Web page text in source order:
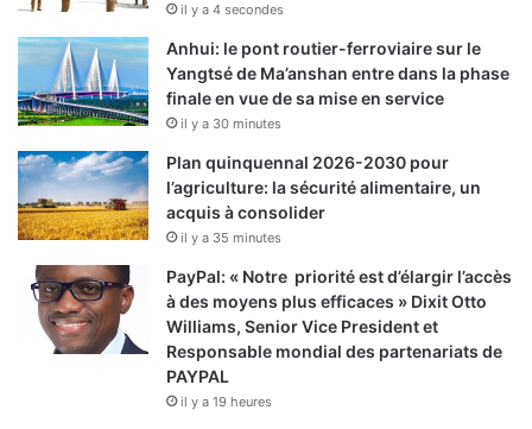
il y a 4 secondes
Anhui: le pont routier-ferroviaire sur le
Yangtsé de Ma’anshan entre dans la phase
finale en vue de sa mise en service
il y a 30 minutes
Plan quinquennal 2026-2030 pour
l’agriculture: la sécurité alimentaire, un
acquis à consolider
il y a 35 minutes
PayPal: « Notre priorité est d’élargir l’accès
à des moyens plus efficaces » Dixit Otto
Williams, Senior Vice President et
Responsable mondial des partenariats de
PAYPAL
il y a 19 heures